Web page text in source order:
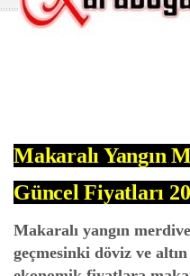
Makaralı Yangın
Güncel Fiyatları
Makaralı yangın
geçmesinki döviz ve